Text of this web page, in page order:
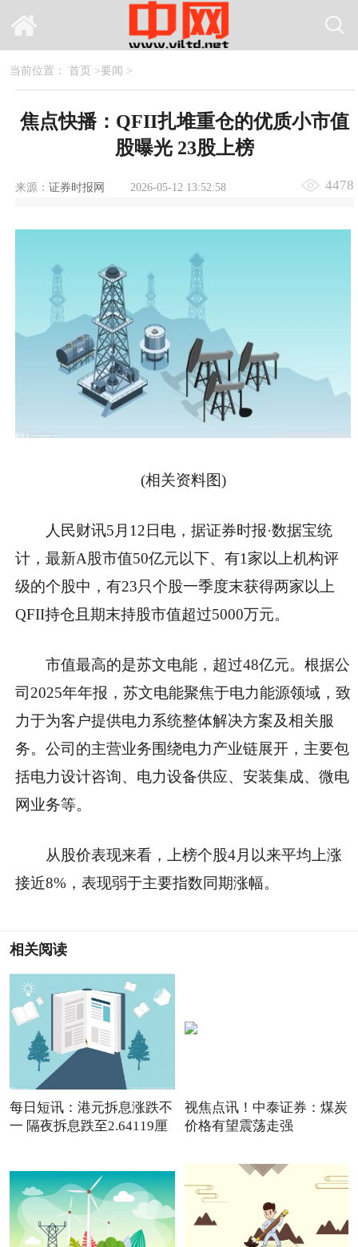
当前位置： 首页 >要闻 >
焦点快播：QFII扎堆重仓的优质小市值
股曝光 23股上榜
来源： 证券时报网 2026-05-12 13:52:58 4478
(相关资料图)
人民财讯5月12日电，据证券时报·数据宝统
计，最新A股市值50亿元以下、有1家以上机构评
级的个股中，有23只个股一季度末获得两家以上
QFII持仓且期末持股市值超过5000万元。
市值最高的是苏文电能，超过48亿元。根据公
司2025年年报，苏文电能聚焦于电力能源领域，致
力于为客户提供电力系统整体解决方案及相关服
务。公司的主营业务围绕电力产业链展开，主要包
括电力设计咨询、电力设备供应、安装集成、微电
网业务等。
从股价表现来看，上榜个股4月以来平均上涨
接近8%，表现弱于主要指数同期涨幅。
相关阅读
每日短讯：港元拆息涨跌不
一 隔夜拆息跌至2.64119厘
视焦点讯！中泰证券：煤炭
价格有望震荡走强